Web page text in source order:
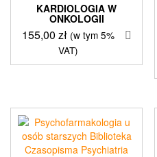
KARDIOLOGIA W
ONKOLOGII
155,00 zł (w tym 5%
VAT)